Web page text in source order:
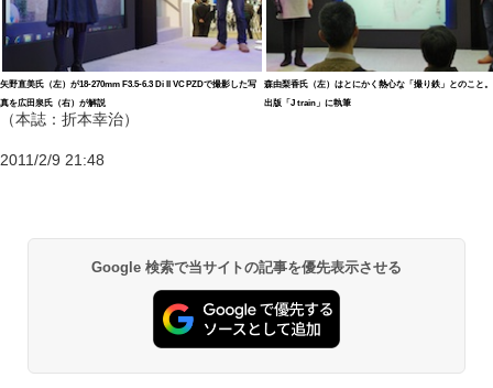
矢野直美氏（左）が18-270mm F3.5-6.3 Di II VC PZDで撮影した写
真を広田泉氏（右）が解説
森由梨香氏（左）はとにかく熱心な「撮り鉄」とのこと
出版「J train」に執筆
（本誌：折本幸治）
2011/2/9 21:48
Google 検索で当サイトの記事を優先表示させる